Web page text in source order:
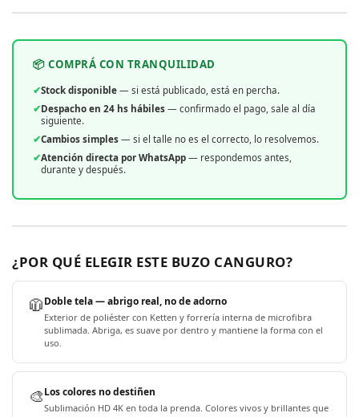
📦 COMPRÁ CON TRANQUILIDAD
✔Stock disponible — si está publicado, está en percha.
✔Despacho en 24 hs hábiles — confirmado el pago, sale al día
siguiente.
✔Cambios simples — si el talle no es el correcto, lo resolvemos.
✔Atención directa por WhatsApp — respondemos antes,
durante y después.
¿POR QUÉ ELEGIR ESTE BUZO CANGURO?
🧥Doble tela — abrigo real, no de adorno
Exterior de poliéster con Ketten y forrería interna de microfibra
sublimada. Abriga, es suave por dentro y mantiene la forma con el
uso.
🎨Los colores no destiñen
Sublimación HD 4K en toda la prenda. Colores vivos y brillantes que